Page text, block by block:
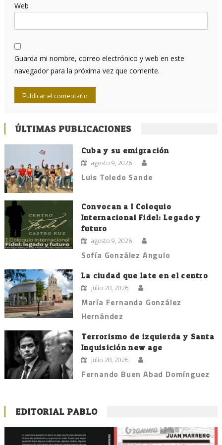
Web
Guarda mi nombre, correo electrónico y web en este
navegador para la próxima vez que comente.
ÚLTIMAS PUBLICACIONES
Cuba y su emigración
agosto 9, 2026
Luis Toledo Sande
Convocan a I Coloquio
Internacional Fidel: Legado y
futuro
agosto 9, 2026
Sofía González Angulo
La ciudad que late en el centro
julio 28, 2026
María Fernanda González
Hernández
Terrorismo de izquierda y Santa
Inquisición new age
julio 28, 2026
Fernando Buen Abad Domínguez
EDITORIAL PABLO